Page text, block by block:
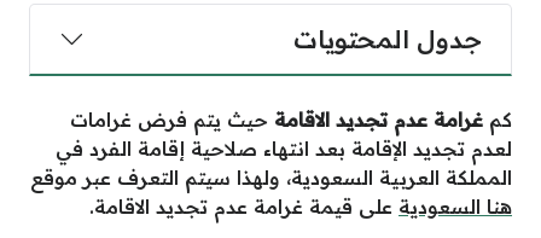
جدول المحتويات
كم غرامة عدم تجديد الاقامة حيث يتم فرض غرامات
لعدم تجديد الإقامة بعد انتهاء صلاحية إقامة الفرد في
المملكة العربية السعودية، ولهذا سيتم التعرف عبر موقع
هنا السعودية على قيمة غرامة عدم تجديد الاقامة.